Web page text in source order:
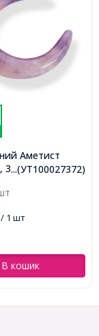
...(УТ100027372)
Аметист
30х27-28х6-5мм,
/ 1 шт
В кошик